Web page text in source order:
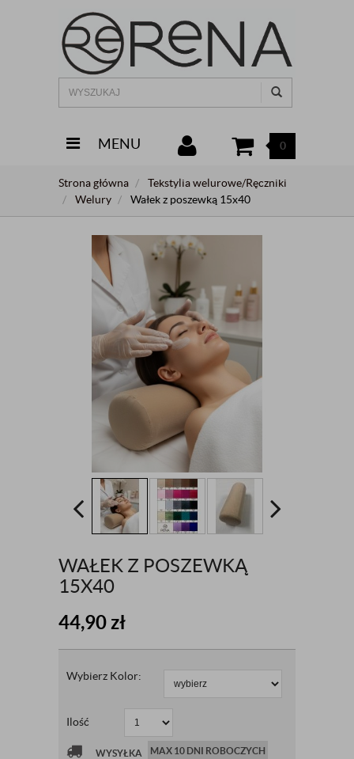
MENU 0
Strona główna
Tekstylia welurowe/Ręczniki
Welury
Wałek z poszewką 15x40
WAŁEK Z POSZEWKĄ
15X40
44,90zł
Wybierz Kolor:
Ilość
WYSYŁKA MAX 10 DNI ROBOCZYCH